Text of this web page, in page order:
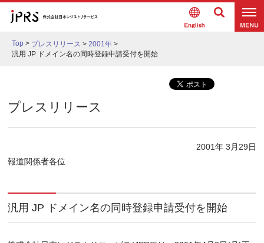
Englis 検索
Top > プレスリリース > 2001年 >
汎用 JP ドメイン名の同時登録申請受付を開始
プレスリリース
2001年 3月29日
報道関係者各位
汎用 JP ドメイン名の同時登録申請受付を開始